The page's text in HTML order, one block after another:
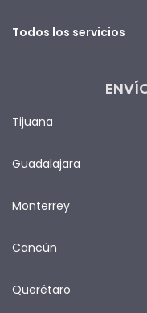
Todos los servicios
Tijuana
Guadalajara
Monterrey
Cancún
Querétaro